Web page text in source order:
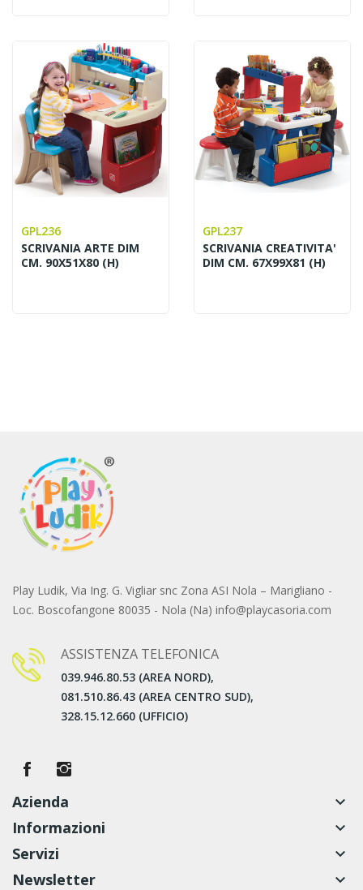
GPL236
SCRIVANIA ARTE DIM
CM. 90X51X80 (H)
GPL237
SCRIVANIA CREATIVITA'
DIM CM. 67X99X81 (H)
Play Ludik, Via Ing. G. Vigliar snc Zona ASI Nola – Marigliano -
Loc. Boscofangone 80035 - Nola (Na) info@playcasoria.com
ASSISTENZA TELEFONICA
039.946.80.53 (AREA NORD),
081.510.86.43 (AREA CENTRO SUD),
328.15.12.660 (UFFICIO)
Azienda
keyboard_arrow_down
Informazioni
keyboard_arrow_down
Servizi
keyboard_arrow_down
Newsletter
keyboard_arrow_down